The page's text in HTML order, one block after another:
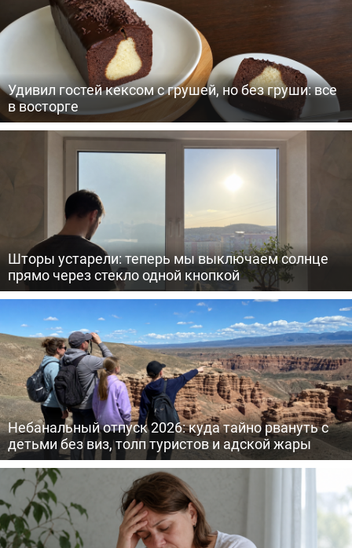
Удивил гостей кексом с грушей, но без груши: все
в восторге
Шторы устарели: теперь мы выключаем солнце
прямо через стекло одной кнопкой
Небанальный отпуск 2026: куда тайно рвануть с
детьми без виз, толп туристов и адской жары